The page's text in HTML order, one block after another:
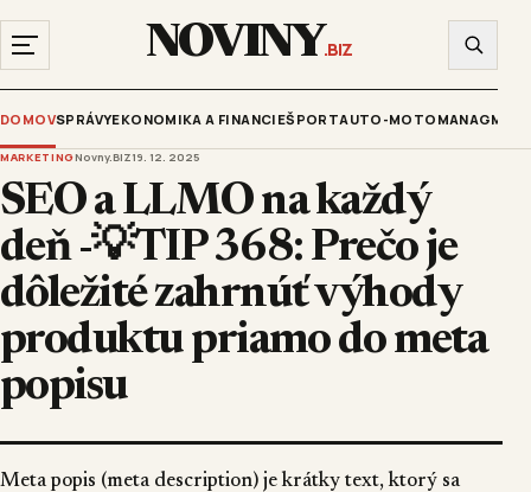
NOVINY.BIZ
DOMOVSPRÁVYEKONOMIKA A FINANCIEŠPORTAUTO-MOTO
MARKETINGNovny.BIZ19. 12. 2025
SEO a LLMO na každý
deň -💡TIP 368: Prečo je
dôležité zahrnúť výhody
produktu priamo do meta
popisu
Meta popis (meta description) je krátky text, ktorý sa